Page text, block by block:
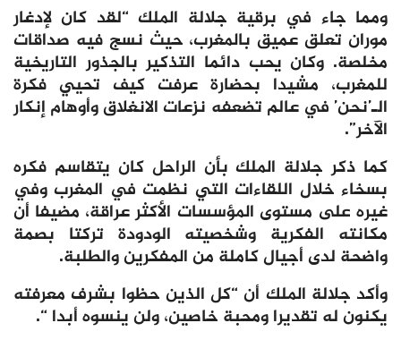
ومما جاء في برقية جلالة الملك “لقد كان لإدغار
موران تعلق عميق بالمغرب، حيث نسج فيه صداقات
مخلصة. وكان يحب دائما التذكير بالجذور التاريخية
للمغرب، مشيدا بحضارة عرفت كيف تحيي فكرة
الـ’نحن’ في عالم تضعفه نزعات الانغلاق وأوهام إنكار
الآخر”.
كما ذكر جلالة الملك بأن الراحل كان يتقاسم فكره
بسخاء خلال اللقاءات التي نظمت في المغرب وفي
غيره على مستوى المؤسسات الأكثر عراقة، مضيفا أن
مكانته الفكرية وشخصيته الودودة تركتا بصمة
واضحة لدى أجيال كاملة من المفكرين والطلبة.
وأكد جلالة الملك أن “كل الذين حظوا بشرف معرفته
يكنون له تقديرا ومحبة خاصين، ولن ينسوه أبدا “.